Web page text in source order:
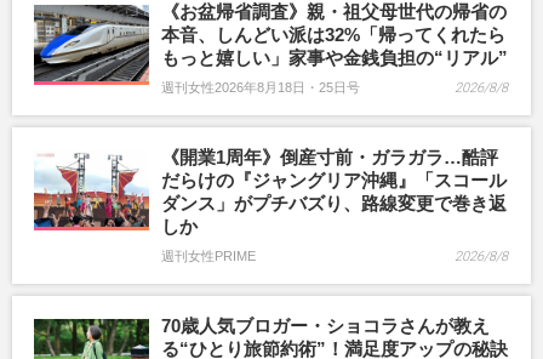
《お盆帰省調査》親・祖父母世代の帰省の
本音、しんどい派は32%「帰ってくれたら
もっと嬉しい」家事や金銭負担の“リアル”
週刊女性2026年8月18日・25日号 2026/8/8
《開業1周年》倒産寸前・ガラガラ…酷評
だらけの『ジャングリア沖縄』「スコール
ダンス」がプチバズり、路線変更で巻き返
しか
週刊女性PRIME 2026/8/8
70歳人気ブロガー・ショコラさんが教え
る“ひとり旅節約術”！満足度アップの秘訣